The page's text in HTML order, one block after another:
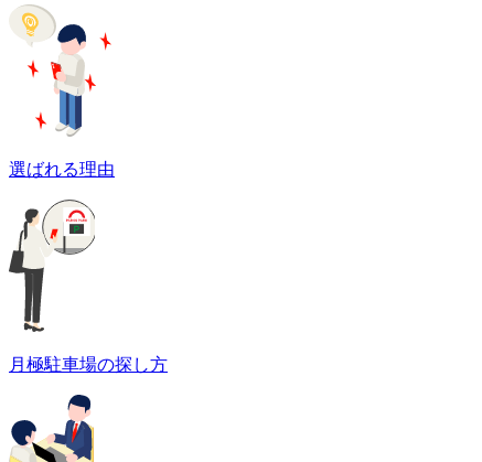
選ばれる理由
月極駐車場の探し方